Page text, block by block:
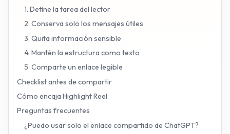
1. Define la tarea del lector
2. Conserva solo los mensajes útiles
3. Quita información sensible
4. Mantén la estructura como texto
5. Comparte un enlace legible
Checklist antes de compartir
Cómo encaja Highlight Reel
Preguntas frecuentes
¿Puedo usar solo el enlace compartido de ChatGPT?